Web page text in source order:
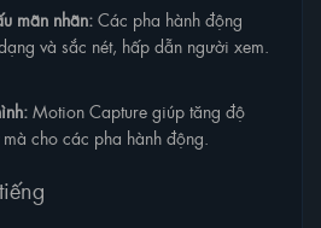
mãn nhãn:Các pha hành động
và sắc nét, hấp dẫn người xem.
Motion Capture giúp tăng độ
cho các pha hành động.